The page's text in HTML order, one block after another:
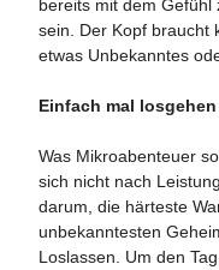
bereits mit dem Gefühl
sein. Der Kopf braucht
etwas Unbekanntes
Einfach mal losgehen
Was Mikroabenteuer
sich nicht nach
darum, die härteste
unbekanntesten
Loslassen. Um den